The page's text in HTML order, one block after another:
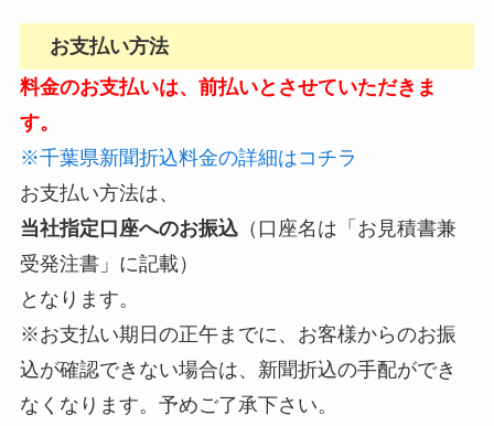
お支払い方法
料金のお支払いは、前払いとさせていただきま
す。
※千葉県新聞折込料金の詳細はコチラ
お支払い方法は、
当社指定口座へのお振込（口座名は「お見積書兼
受発注書」に記載）
となります。
※お支払い期日の正午までに、お客様からのお振
込が確認できない場合は、新聞折込の手配ができ
なくなります。予めご了承下さい。